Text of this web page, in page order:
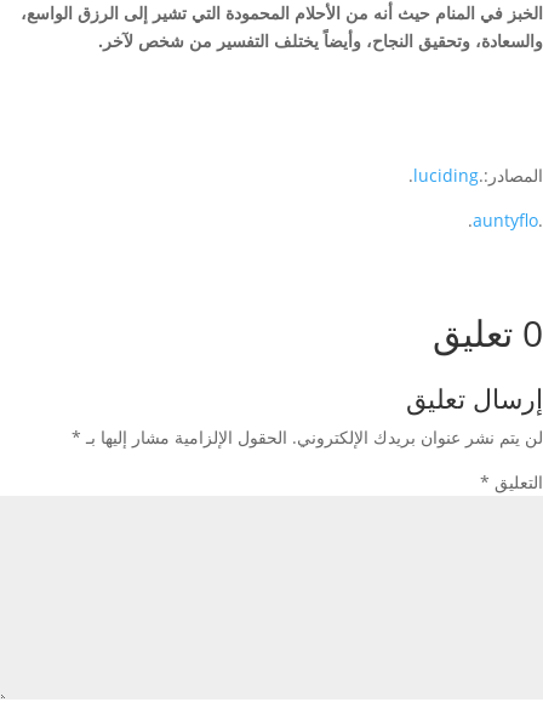
الخبز في المنام حيث أنه من الأحلام المحمودة التي تشير إلى الرزق الواسع،
والسعادة، وتحقيق النجاح، وأيضاً يختلف التفسير من شخص لآخر.
المصادر:.luciding
.
.
auntyflo
.
0 تعليق
إرسال تعليق
لن يتم نشر عنوان بريدك الإلكتروني. الحقول الإلزامية مشار إليها بـ *
التعليق *